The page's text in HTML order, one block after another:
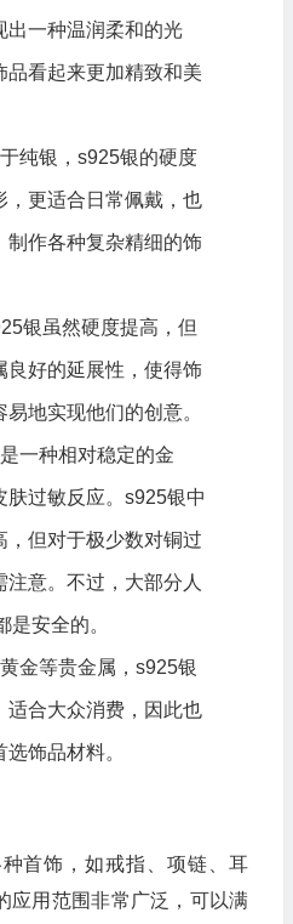
出一种温润柔和的光
品看起来更加精致和美
纯银，s925银的硬度
，更适合日常佩戴，也
制作各种复杂精细的饰
银虽然硬度提高，但
良好的延展性，使得饰
地实现他们的创意。
一种相对稳定的金
肤过敏反应。s925银中
，但对于极少数对铜过
意。不过，大部分人
是安全的。
金等贵金属，s925银
适合大众消费，因此也
饰品材料。
首饰，如戒指、项链、耳
应用范围非常广泛，可以满